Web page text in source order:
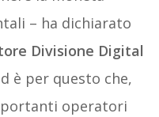
– ha dichiarato
Divisione Digital
è per questo che,
operatori